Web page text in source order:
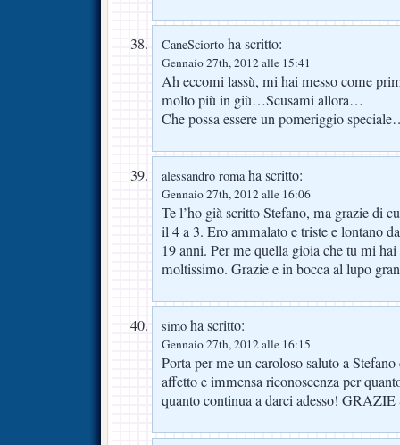
CaneSciorto ha scritto:
Gennaio 27th, 2012 alle 15:41
Ah eccomi lassù, mi hai messo come
molto più in giù…Scusami allora…
Che possa essere un pomeriggio
alessandro romaha scritto:
Gennaio 27th, 2012 alle 16:06
Te l’ho già scritto Stefano, ma grazie di
il 4 a 3. Ero ammalato e triste e lontano
19 anni. Per me quella gioia che tu mi
moltissimo. Grazie e in bocca al lupo
simo ha scritto:
Gennaio 27th, 2012 alle 16:15
Porta per me un caroloso saluto a
affetto e immensa riconoscenza per
quanto continua a darci adesso!